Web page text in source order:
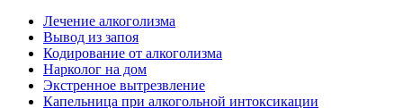
Лечение алкоголизма
Вывод из запоя
Кодирование от алкоголизма
Нарколог на дом
Экстренное вытрезвление
Капельница при алкогольной интоксикации